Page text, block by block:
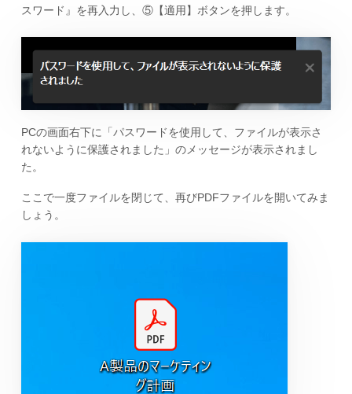
スワード』を再入力し、⑤【適用】ボタンを押します。
PCの画面右下に「パスワードを使用して、ファイルが表示さ
れないように保護されました」のメッセージが表示されまし
た。
ここで一度ファイルを閉じて、再びPDFファイルを開いてみま
しょう。